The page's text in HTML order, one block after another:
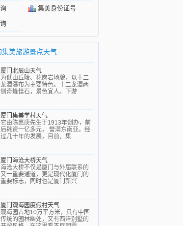
集美身份证号
美旅游景点天气
厦门北辰山天气
为低山丘陵、花岗岩地貌，以十二
龙潭瀑布为主要特色。十二龙潭两
侧奇峰怪石，景色宜人。下游
厦门集美学村天气
它由陈嘉庚先生于1913年创办，前
后耗资一亿多元， 誉满东南亚。经
过几十年的发展，目前，集
厦门海沧大桥天气
海沧大桥不仅是厦门与外届联系的
又一重要通道，更是现代化厦门的
重要标志，同时也是厦门新兴
厦门观海园度假村天气
观海园占地10万平方米，具有中国
传统的园林幽处，又有西洋别墅的